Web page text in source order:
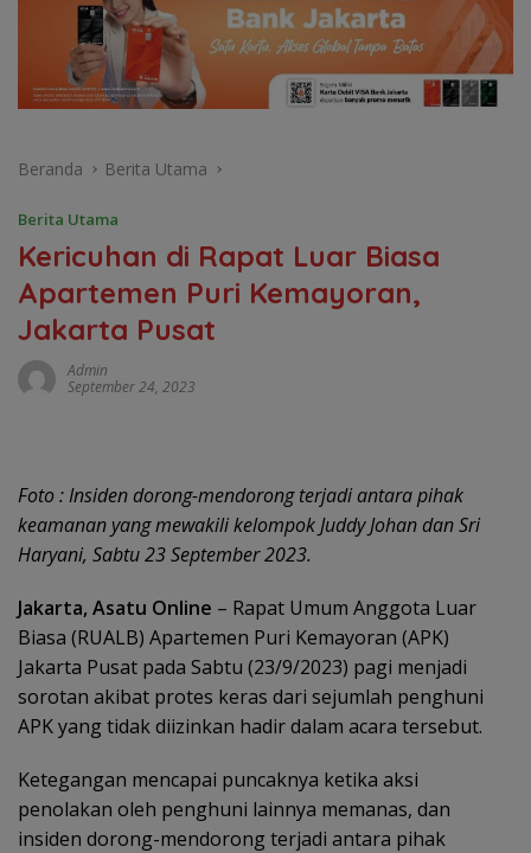
Beranda Berita Utama
Berita Utama
Kericuhan di Rapat Luar Biasa
Apartemen Puri Kemayoran,
Jakarta Pusat
Admin
September 24, 2023
Foto : Insiden dorong-mendorong terjadi antara pihak
keamanan yang mewakili kelompok Juddy Johan dan Sri
Haryani, Sabtu 23 September 2023.
Jakarta, Asatu Online – Rapat Umum Anggota Luar
Biasa (RUALB) Apartemen Puri Kemayoran (APK)
Jakarta Pusat pada Sabtu (23/9/2023) pagi menjadi
sorotan akibat protes keras dari sejumlah penghuni
APK yang tidak diizinkan hadir dalam acara tersebut.
Ketegangan mencapai puncaknya ketika aksi
penolakan oleh penghuni lainnya memanas, dan
insiden dorong-mendorong terjadi antara pihak